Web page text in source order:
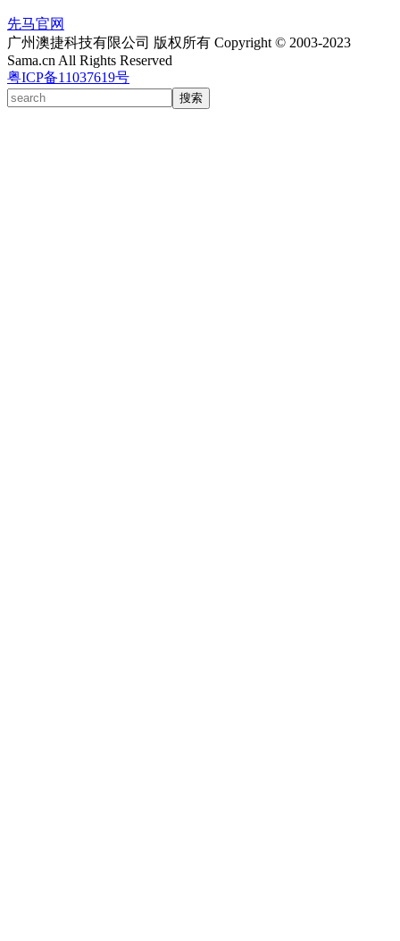
先马官网
广州澳捷科技有限公司 版权所有 Copyright © 2003-2023
Sama.cn All Rights Reserved
粤ICP备11037619号